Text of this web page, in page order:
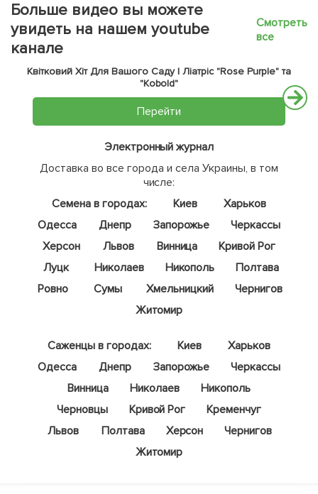
Больше видео вы можете
увидеть на нашем youtube
канале
Смотреть
все
Квітковий Хіт Для Вашого Саду | Ліатріс "Rose Purple" та
"Kobold"
Перейти
Электронный журнал
Доставка во все города и села Украины, в том
числе:
Семена в городах:
Киев
Харьков
Одесса
Днепр Запорожье
Черкассы
Херсон
Львов Винница
Кривой Рог
Луцк
Николаев Никополь
Полтава
Ровно
Сумы Хмельницкий
Чернигов
Житомир
Саженцы в городах: Киев
Харьков
Одесса
Днепр Запорожье
Черкассы
Винница
Николаев
Никополь
Черновцы
Кривой Рог
Кременчуг
Львов
Полтава Херсон
Чернигов
Житомир